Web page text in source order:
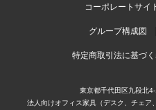
コーポレートサイ
グループ構成図
特定商取引法に基づ
東京都千代田区九段北
法人向けオフィス家具（デスク、チェア